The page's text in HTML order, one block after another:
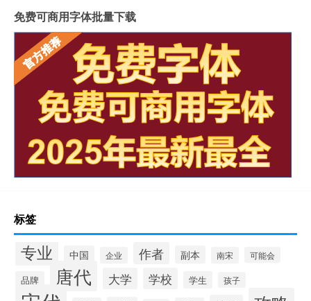
免费可商用字体批量下载
标签
专业 中国 企业 作者 副本 南宋 可能会
品牌 唐代 大学 学校 学生 孩子